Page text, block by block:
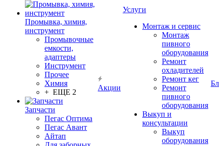
Промывка, химия,
инструмент
Промывочные
емкости,
адаптеры
Инструмент
Прочее
Химия
+ ЕЩЕ 2
Запчасти
Пегас Оптима
Пегас Авант
Айтап
Акции
Услуги
Монтаж и сервис
Монтаж
пивного
оборудования
Ремонт
охладителей
Ремонт кег
Ремонт
пивного
оборудования
Выкуп и
консультации
Выкуп
оборудования